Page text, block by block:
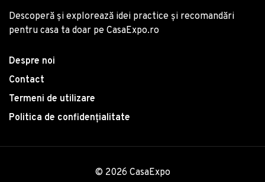
Descoperă și explorează idei practice și recomandări
pentru casa ta doar pe CasaExpo.ro
Despre noi
Contact
Termeni de utilizare
Politica de confidențialitate
© 2026 CasaExpo